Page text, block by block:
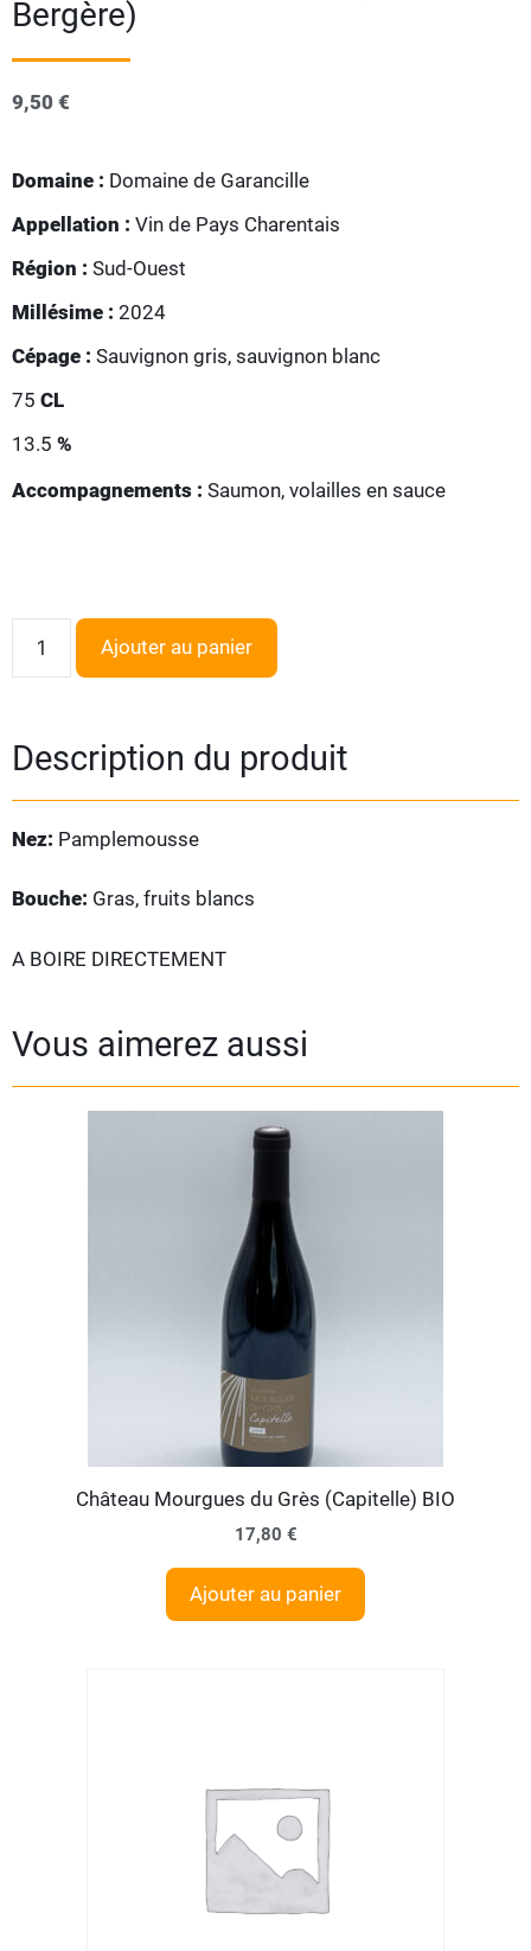
Bergère)
9,50 €
Domaine : Domaine de Garancille
Appellation : Vin de Pays Charentais
Région : Sud-Ouest
Millésime : 2024
Cépage : Sauvignon gris, sauvignon blanc
75 CL
13.5 %
Accompagnements : Saumon, volailles en sauce
Ajouter au panier
Description du produit
Nez: Pamplemousse
Bouche: Gras, fruits blancs
A BOIRE DIRECTEMENT
Vous aimerez aussi
Château Mourgues du Grès (Capitelle) BIO
17,80 €
Ajouter au panier